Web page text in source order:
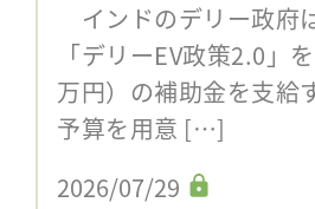
インドのデリー政府
「デリーEV政策2.0」
万円）の補助金を支給
予算を用意 […]
2026/07/29